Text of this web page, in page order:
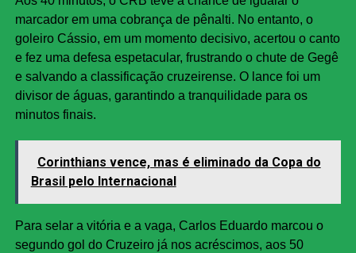
marcador em uma cobrança de pênalti. No entanto, o
goleiro Cássio, em um momento decisivo, acertou o canto
e fez uma defesa espetacular, frustrando o chute de Gegê
e salvando a classificação cruzeirense. O lance foi um
divisor de águas, garantindo a tranquilidade para os
minutos finais.
Corinthians vence, mas é eliminado da Copa do
Brasil pelo Internacional
Para selar a vitória e a vaga, Carlos Eduardo marcou o
segundo gol do Cruzeiro já nos acréscimos, aos 50